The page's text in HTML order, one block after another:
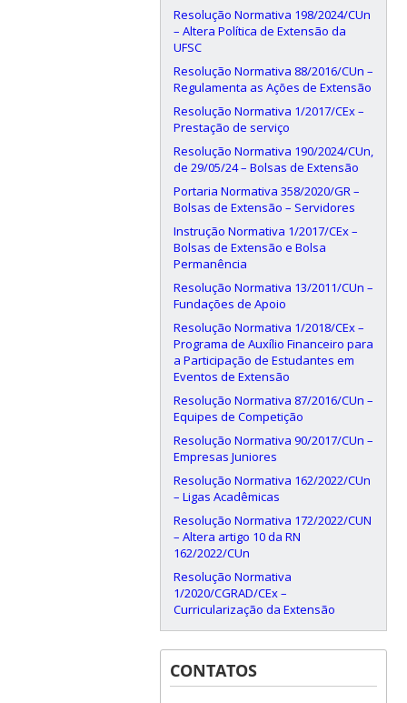
Resolução Normativa 198/2024/CUn
– Altera Política de Extensão da
UFSC
Resolução Normativa 88/2016/CUn –
Regulamenta as Ações de Extensão
Resolução Normativa 1/2017/CEx –
Prestação de serviço
Resolução Normativa 190/2024/CUn,
de 29/05/24 – Bolsas de Extensão
Portaria Normativa 358/2020/GR –
Bolsas de Extensão – Servidores
Instrução Normativa 1/2017/CEx –
Bolsas de Extensão e Bolsa
Permanência
Resolução Normativa 13/2011/CUn –
Fundações de Apoio
Resolução Normativa 1/2018/CEx –
Programa de Auxílio Financeiro para
a Participação de Estudantes em
Eventos de Extensão
Resolução Normativa 87/2016/CUn –
Equipes de Competição
Resolução Normativa 90/2017/CUn –
Empresas Juniores
Resolução Normativa 162/2022/CUn
– Ligas Acadêmicas
Resolução Normativa 172/2022/CUN
– Altera artigo 10 da RN
162/2022/CUn
Resolução Normativa
1/2020/CGRAD/CEx –
Curricularização da Extensão
CONTATOS